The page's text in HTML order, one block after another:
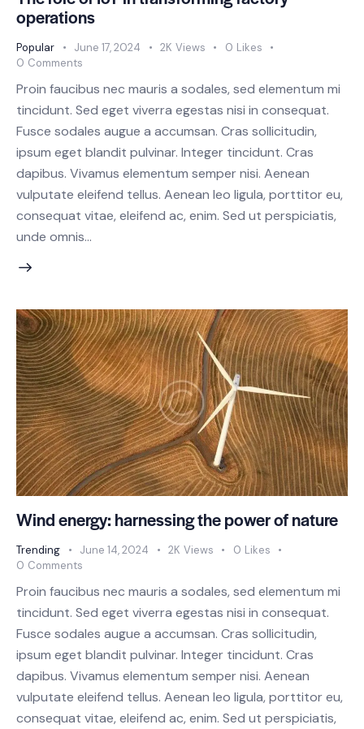
operations
Popular June 17, 2024 2K Views 0 Likes
0 Comments
Proin faucibus nec mauris a sodales, sed elementum mi
tincidunt. Sed eget viverra egestas nisi in consequat.
Fusce sodales augue a accumsan. Cras sollicitudin,
ipsum eget blandit pulvinar. Integer tincidunt. Cras
dapibus. Vivamus elementum semper nisi. Aenean
vulputate eleifend tellus. Aenean leo ligula, porttitor eu,
consequat vitae, eleifend ac, enim. Sed ut perspiciatis,
unde omnis…
Wind energy: harnessing the power of nature
Trending June 14, 2024 2K Views 0 Likes
0 Comments
Proin faucibus nec mauris a sodales, sed elementum mi
tincidunt. Sed eget viverra egestas nisi in consequat.
Fusce sodales augue a accumsan. Cras sollicitudin,
ipsum eget blandit pulvinar. Integer tincidunt. Cras
dapibus. Vivamus elementum semper nisi. Aenean
vulputate eleifend tellus. Aenean leo ligula, porttitor eu,
consequat vitae, eleifend ac, enim. Sed ut perspiciatis,